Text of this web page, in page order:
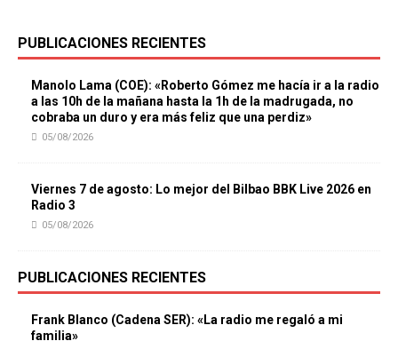
PUBLICACIONES RECIENTES
Manolo Lama (COE): «Roberto Gómez me hacía ir a la radio
a las 10h de la mañana hasta la 1h de la madrugada, no
cobraba un duro y era más feliz que una perdiz»
05/08/2026
Viernes 7 de agosto: Lo mejor del Bilbao BBK Live 2026 en
Radio 3
05/08/2026
PUBLICACIONES RECIENTES
Frank Blanco (Cadena SER): «La radio me regaló a mi
familia»